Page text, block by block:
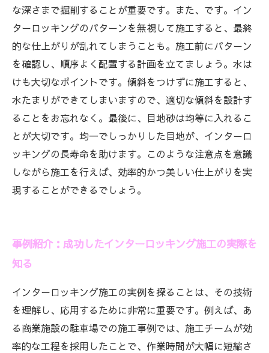
な深さまで掘削することが重要です。また、です。イン
ターロッキングのパターンを無視して施工すると、最終
的な仕上がりが乱れてしまうことも。施工前にパターン
を確認し、順序よく配置する計画を立てましょう。水は
けも大切なポイントです。傾斜をつけずに施工すると、
水たまりができてしまいますので、適切な傾斜を設計す
ることをお忘れなく。最後に、目地砂は均等に入れるこ
とが大切です。均一でしっかりした目地が、インターロ
ッキングの長寿命を助けます。このような注意点を意識
しながら施工を行えば、効率的かつ美しい仕上がりを実
現することができるでしょう。
事例紹介：成功したインターロッキング施工の実際を
知る
インターロッキング施工の実例を探ることは、その技術
を理解し、応用するために非常に重要です。例えば、あ
る商業施設の駐車場での施工事例では、施工チームが効
率的な工程を採用したことで、作業時間が大幅に短縮さ